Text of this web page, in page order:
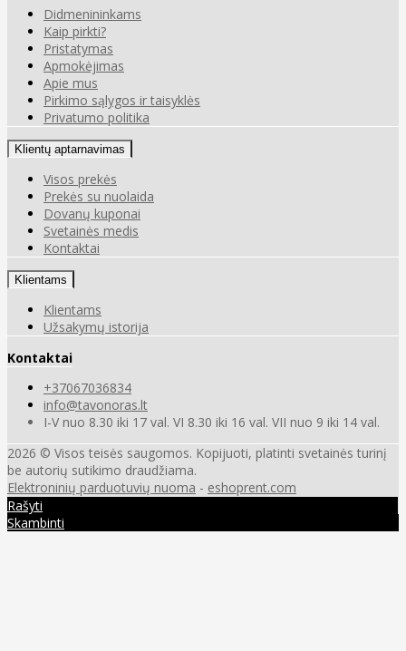
Didmenininkams
Kaip pirkti?
Pristatymas
Apmokėjimas
Apie mus
Pirkimo sąlygos ir taisyklės
Privatumo politika
Klientų aptarnavimas
Visos prekės
Prekės su nuolaida
Dovanų kuponai
Svetainės medis
Kontaktai
Klientams
Klientams
Užsakymų istorija
Kontaktai
+37067036834
info@tavonoras.lt
I-V nuo 8.30 iki 17 val. VI 8.30 iki 16 val. VII nuo 9 iki 14 val.
2026 © Visos teisės saugomos. Kopijuoti, platinti svetainės turinį
be autorių sutikimo draudžiama.
Elektroninių parduotuvių nuoma - eshoprent.com
Rašyti
Skambinti